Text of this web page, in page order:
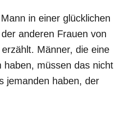
in einer glücklichen
anderen Frauen von
Männer, die eine
haben, müssen das nicht
jemanden haben, der